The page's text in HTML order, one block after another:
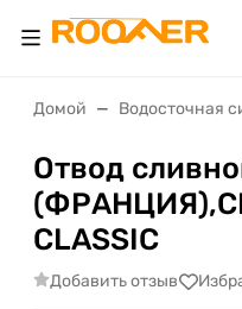
Домой Водосточная
Отвод
CLASSIС
Добавить отзыв